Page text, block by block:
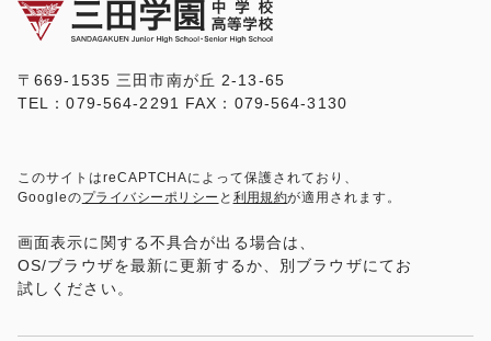
〒669-1535 三田市南が丘 2-13-65
TEL：079-564-2291 FAX：079-564-3130
このサイトはreCAPTCHAによって保護されており、
Googleのプライバシーポリシー と 利用規約が適用されます。
画面表示に関する不具合が出る場合は、
OS/ブラウザを最新に更新するか、別ブラウザにてお
試しください。